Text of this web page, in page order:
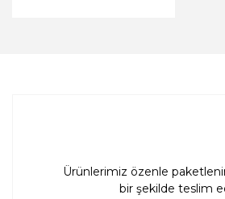
Ürünlerimiz özenle
bir şekilde teslim